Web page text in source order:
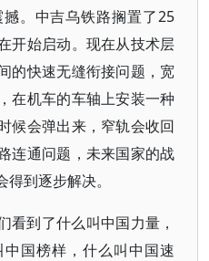
。中吉乌铁路搁置了25
开始启动。现在从技术层
的快速无缝衔接问题，宽
在机车的车轴上安装一种
候会弹出来，窄轨会收回
连通问题，未来国家的战
到逐步解决。
看到了什么叫中国力量，
国榜样，什么叫中国速